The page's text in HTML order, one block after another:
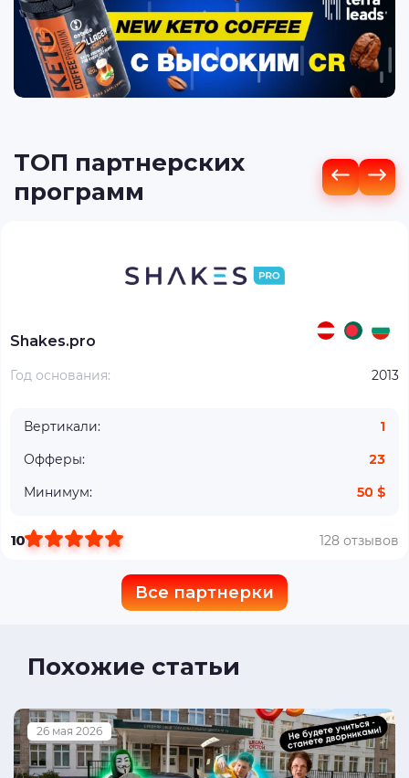
ТОП партнерских
программ
Shakes.pro
Год основания: 2013
Вертикали:
1
Офферы:
23
Минимум:
50 $
10 128 отзывов
Все партнерки
Похожие статьи
26 мая 2026